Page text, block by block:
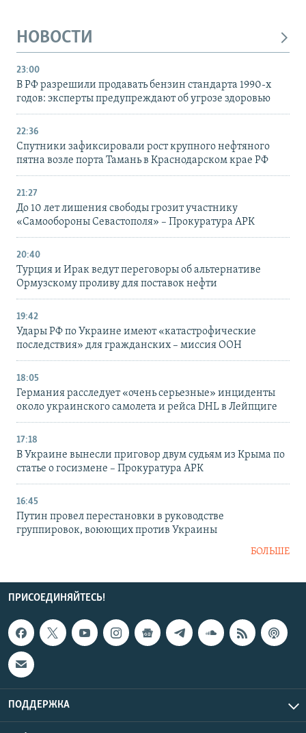
НОВОСТИ
23:00
В РФ разрешили продавать бензин стандарта 1990-х
годов: эксперты предупреждают об угрозе здоровью
22:36
Спутники зафиксировали рост крупного нефтяного
пятна возле порта Тамань в Краснодарском крае РФ
21:27
До 10 лет лишения свободы грозит участнику
«Самообороны Севастополя» – Прокуратура АРК
20:40
Турция и Ирак ведут переговоры об альтернативе
Ормузскому проливу для поставок нефти
19:42
Удары РФ по Украине имеют «катастрофические
последствия» для гражданских – миссия ООН
18:05
Германия расследует «очень серьезные» инциденты
около украинского самолета и рейса DHL в Лейпциге
17:18
В Украине вынесли приговор двум судьям из Крыма по
статье о госизмене – Прокуратура АРК
16:45
Путин провел перестановки в руководстве
группировок, воюющих против Украины
БОЛЬШЕ
ПРИСОЕДИНЯЙТЕСЬ!
ПОДДЕРЖКА